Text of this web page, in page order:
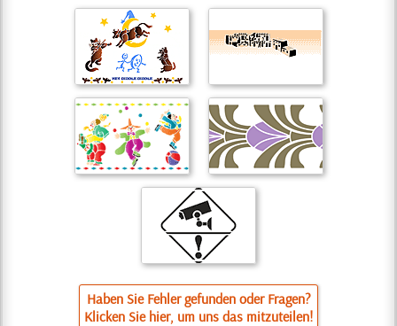
Haben Sie Fehler gefunden oder Fragen?
Klicken Sie hier, um uns das mitzuteilen!